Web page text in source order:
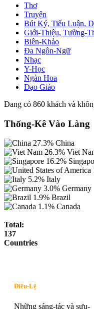
Thơ
Truyện
Bút Ký, Tiểu Luận,
Giới-Thiệu, Tường-
Biên-Khảo
Đa Ngôn-Ngữ
Nhạc
Y-Học
Ngàn Hoa
Đạo Giáo
Đang có 860 khách và
Thống-Kê Vào Làng
27.3% China
26.3% Viet
16.2%
5.2% Italy
3.0% Germany
1.9% Brazil
1.1% Canada
Total:
137
Countries
Điều-Lệ
Những sáng-tác và sưu-